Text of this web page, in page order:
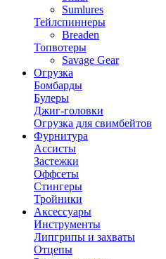
Sumlures
Тейлспиннеры
Breaden
Топвотеры
Savage Gear
Огрузка
Бомбарды
Булеры
Джиг-головки
Огрузка для свимбейтов
Фурнитура
Ассисты
Застежки
Оффсеты
Стингеры
Тройники
Аксессуары
Инструменты
Липгрипы и захваты
Отцепы